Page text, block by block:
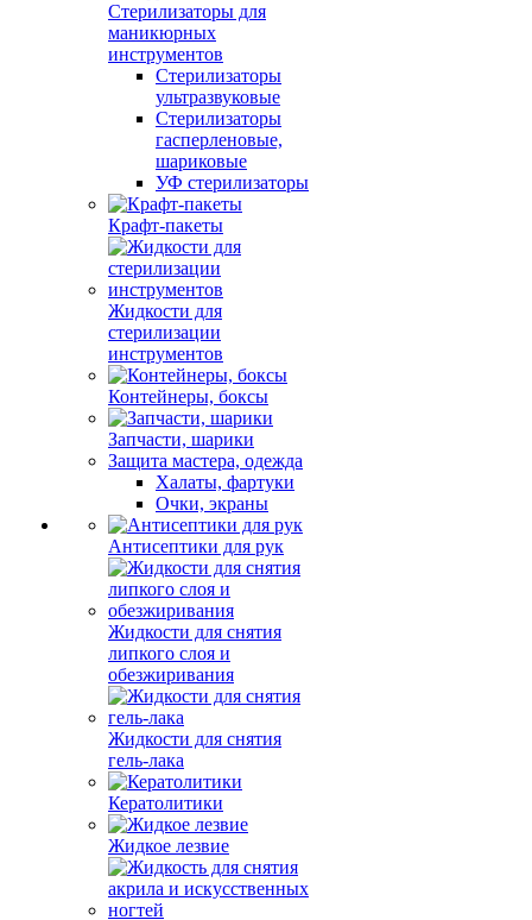
Стерилизаторы для
маникюрных
инструментов
Стерилизаторы
ультразвуковые
Стерилизаторы
гасперленовые,
шариковые
УФ стерилизаторы
Крафт-пакеты
Жидкости для
стерилизации
инструментов
Контейнеры, боксы
Запчасти, шарики
Защита мастера, одежда
Халаты, фартуки
Очки, экраны
Антисептики для рук
Жидкости для снятия
липкого слоя и
обезжиривания
Жидкости для снятия
гель-лака
Кератолитики
Жидкое лезвие